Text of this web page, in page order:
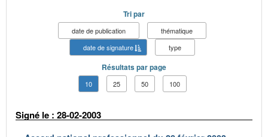
Tri par
date de publication
thématique
date de signature
type
Résultats par page
10 25 50 100
Signé le : 28-02-2003